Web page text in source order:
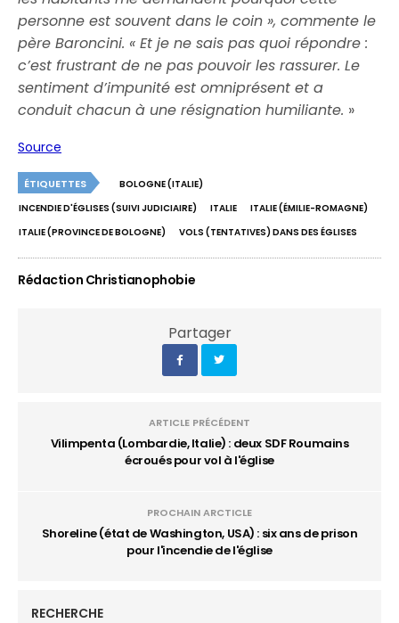
personne est souvent dans le coin », commente le
père Baroncini. « Et je ne sais pas quoi répondre :
c’est frustrant de ne pas pouvoir les rassurer. Le
sentiment d’impunité est omniprésent et a
conduit chacun à une résignation humiliante. »
Source
ÉTIQUETTES
BOLOGNE (ITALIE)
INCENDIE D'ÉGLISES (SUIVI JUDICIAIRE)
ITALIE
ITALIE (ÉMILIE-ROMAGNE)
ITALIE (PROVINCE DE BOLOGNE)
VOLS (TENTATIVES) DANS DES ÉGLISES
Rédaction Christianophobie
Partager
ARTICLE PRÉCÉDENT
Vilimpenta (Lombardie, Italie) : deux SDF Roumains
écroués pour vol à l'église
PROCHAIN ARCTICLE
Shoreline (état de Washington, USA) : six ans de prison
pour l'incendie de l'église
RECHERCHE